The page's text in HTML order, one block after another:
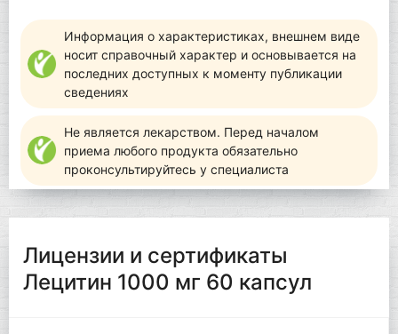
Информация о характеристиках, внешнем виде
носит справочный характер и основывается на
последних доступных к моменту публикации
сведениях
Не является лекарством. Перед началом
приема любого продукта обязательно
проконсультируйтесь у специалиста
Лицензии и сертификаты
Лецитин 1000 мг 60 капсул